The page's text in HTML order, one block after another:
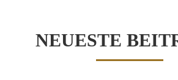
NEUESTE